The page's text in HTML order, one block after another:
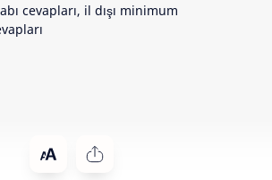
cevapları, il dışı minimum